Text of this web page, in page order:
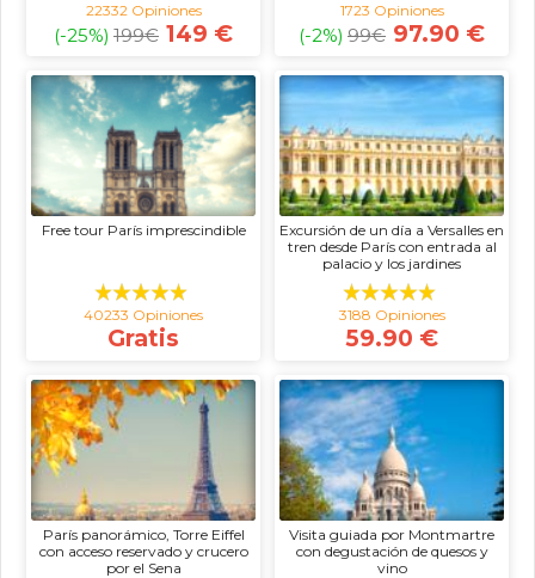
22332 Opiniones
(-25%) 199€ 149 €
1723 Opiniones
(-2%) 99€ 97.90 €
Free tour París imprescindible
40233 Opiniones
Gratis
Excursión de un día a Versalles en
tren desde París con entrada al
palacio y los jardines
3188 Opiniones
59.90 €
París panorámico, Torre Eiffel
con acceso reservado y crucero
por el Sena
Visita guiada por Montmartre
con degustación de quesos y
vino